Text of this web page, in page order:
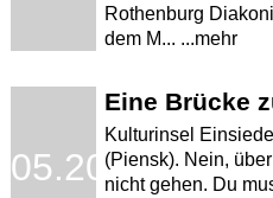
Rothenburg
dem M... ...mehr
Eine Brücke
Kulturinsel
(Piensk). Nein,
nicht gehen. Du